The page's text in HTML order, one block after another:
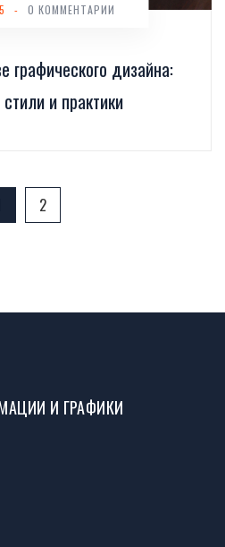
графического дизайна:
и практики
- 0 КОММЕНТАРИИ
2
И ГРАФИКИ